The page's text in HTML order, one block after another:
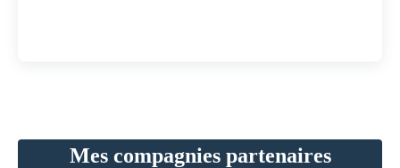
Mes compagnies partenaires